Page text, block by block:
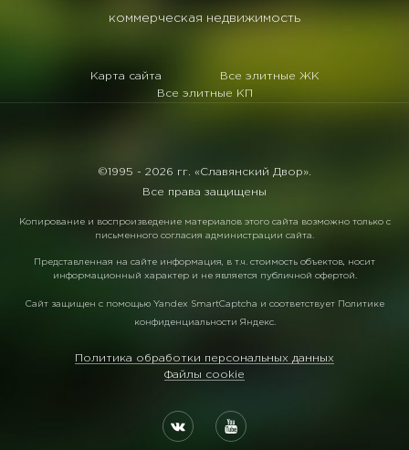
коммерческая недвижимость
Карта сайта
Все элитные ЖК
Все элитные КП
©1995 - 2026 гг. «Славянский Двор».
Все права защищены
Копирование и воспроизведение материалов этого сайта возможно только с
письменного согласия администрации сайта.
Представленная на сайте информация, в т.ч. стоимость объектов, носит
информационный характер и не является публичной офертой.
Сайт защищен с помощью Yandex SmartCaptcha и соответствует Политике
конфиденциальности Яндекс.
Политика обработки персональных данных
Файлы cookie